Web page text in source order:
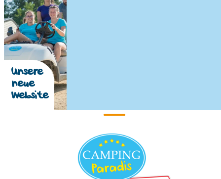
Unsere
neue
Website